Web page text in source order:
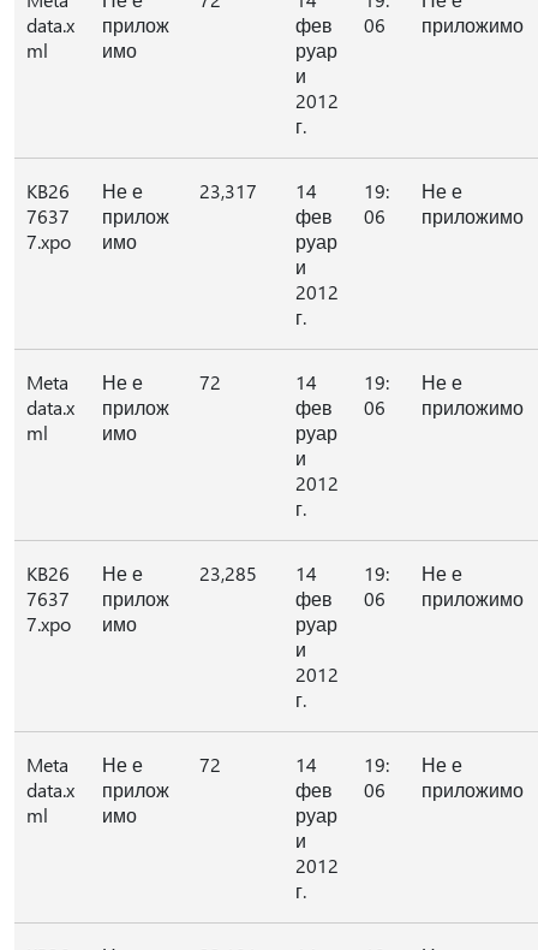
data.x
ml
прилож
имо
фев
руар
и
2012
г.
06
приложимо
KB26
7637
7.xpo
Не е
прилож
имо
23,317
14
фев
руар
и
2012
г.
19:
06
Не е
приложимо
Meta
data.x
ml
Не е
прилож
имо
72
14
фев
руар
и
2012
г.
19:
06
Не е
приложимо
KB26
7637
7.xpo
Не е
прилож
имо
23,285
14
фев
руар
и
2012
г.
19:
06
Не е
приложимо
Meta
data.x
ml
Не е
прилож
имо
72
14
фев
руар
и
2012
г.
19:
06
Не е
приложимо